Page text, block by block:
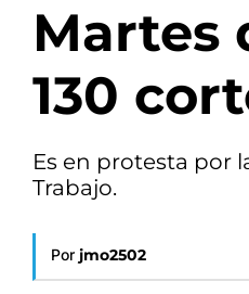
Martes
130
Es en protesta por
Trabajo.
Por jmo2502